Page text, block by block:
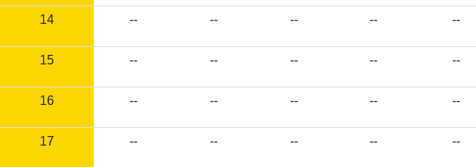
14 -- -- -- -- --
15 -- -- -- -- --
16 -- -- -- -- --
17 -- -- -- -- --